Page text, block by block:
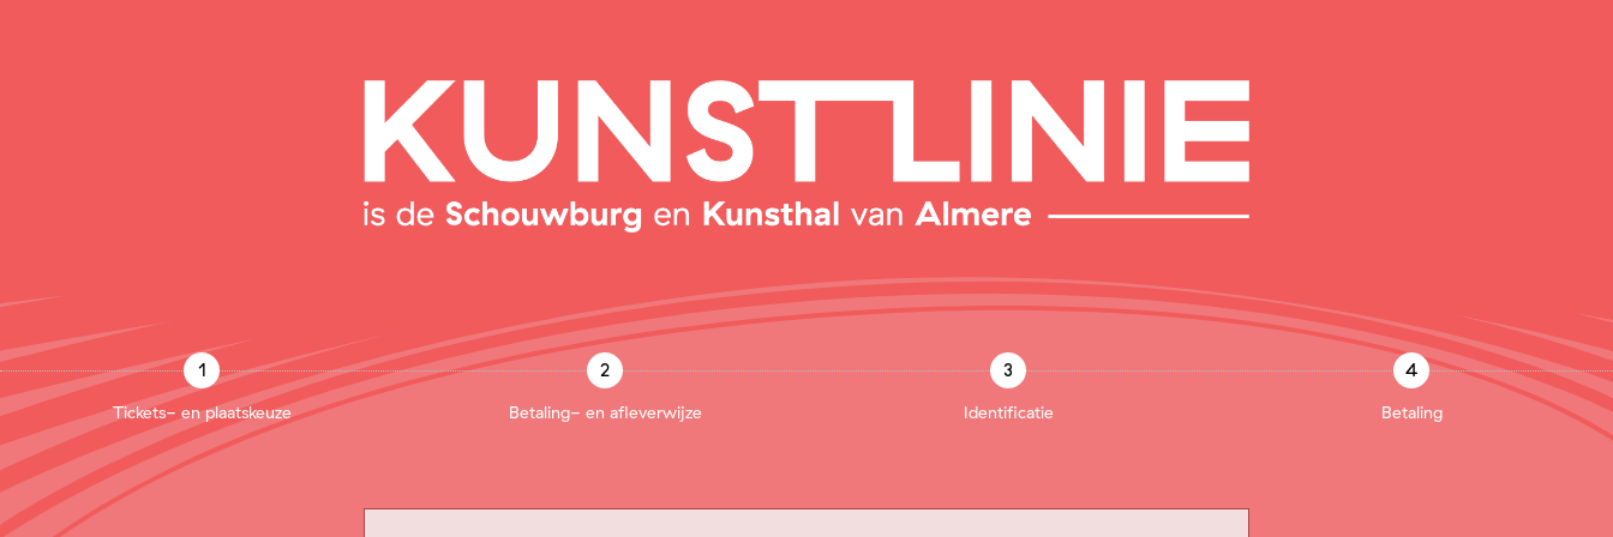
1
Tickets- en plaatskeuze
2
Betaling- en afleverwijze
3
Identificatie
4
Betaling